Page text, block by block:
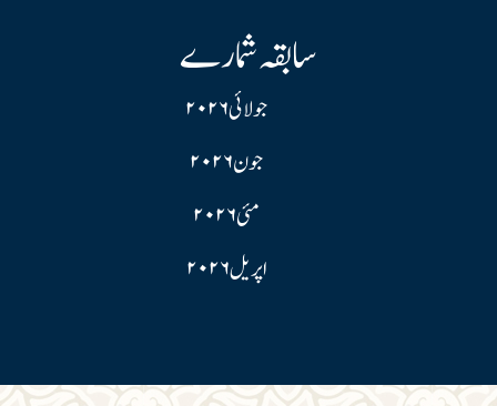
سابقہ شمارے
جولائی ۲۰۲۶
جون ۲۰۲۶
مئی ۲۰۲۶
اپریل ۲۰۲۶